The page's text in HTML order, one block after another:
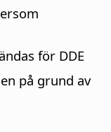
för DDE
på grund av